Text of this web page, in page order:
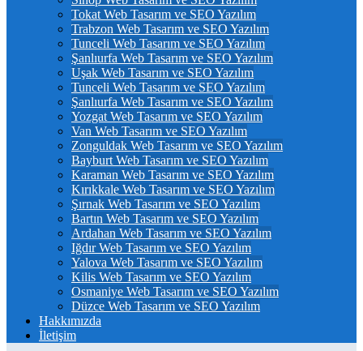
Tokat Web Tasarım ve SEO Yazılım
Trabzon Web Tasarım ve SEO Yazılım
Tunceli Web Tasarım ve SEO Yazılım
Şanlıurfa Web Tasarım ve SEO Yazılım
Uşak Web Tasarım ve SEO Yazılım
Tunceli Web Tasarım ve SEO Yazılım
Şanlıurfa Web Tasarım ve SEO Yazılım
Yozgat Web Tasarım ve SEO Yazılım
Van Web Tasarım ve SEO Yazılım
Zonguldak Web Tasarım ve SEO Yazılım
Bayburt Web Tasarım ve SEO Yazılım
Karaman Web Tasarım ve SEO Yazılım
Kırıkkale Web Tasarım ve SEO Yazılım
Şırnak Web Tasarım ve SEO Yazılım
Bartın Web Tasarım ve SEO Yazılım
Ardahan Web Tasarım ve SEO Yazılım
Iğdır Web Tasarım ve SEO Yazılım
Yalova Web Tasarım ve SEO Yazılım
Kilis Web Tasarım ve SEO Yazılım
Osmaniye Web Tasarım ve SEO Yazılım
Düzce Web Tasarım ve SEO Yazılım
Hakkımızda
İletişim